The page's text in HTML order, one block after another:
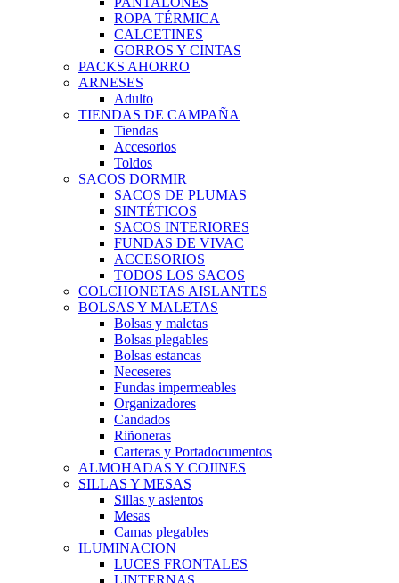
ROPA TÉRMICA
CALCETINES
GORROS Y CINTAS
PACKS AHORRO
ARNESES
Adulto
TIENDAS DE CAMPAÑA
Tiendas
Accesorios
Toldos
SACOS DORMIR
SACOS DE PLUMAS
SINTÉTICOS
SACOS INTERIORES
FUNDAS DE VIVAC
ACCESORIOS
TODOS LOS SACOS
COLCHONETAS AISLANTES
BOLSAS Y MALETAS
Bolsas y maletas
Bolsas plegables
Bolsas estancas
Neceseres
Fundas impermeables
Organizadores
Candados
Riñoneras
Carteras y Portadocumentos
ALMOHADAS Y COJINES
SILLAS Y MESAS
Sillas y asientos
Mesas
Camas plegables
ILUMINACION
LUCES FRONTALES
LINTERNAS